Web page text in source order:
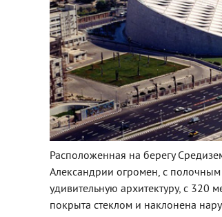
Расположенная на берегу
Александрии огромен, с
удивительную архитектуру, с
покрыта стеклом и наклонена